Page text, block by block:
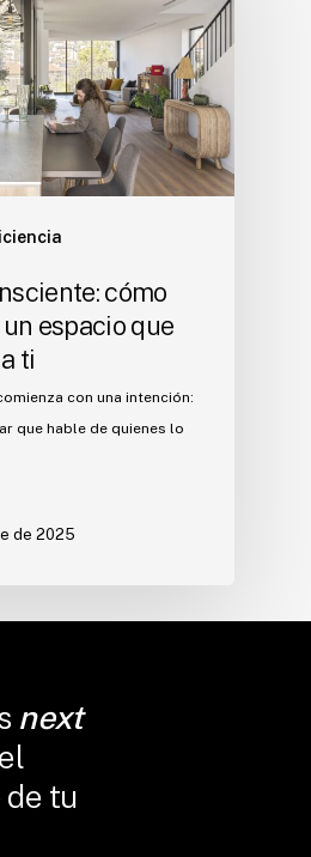
cómo
espacio que
ti
con una intención:
que hable de quienes lo
de 2025
next
de tu